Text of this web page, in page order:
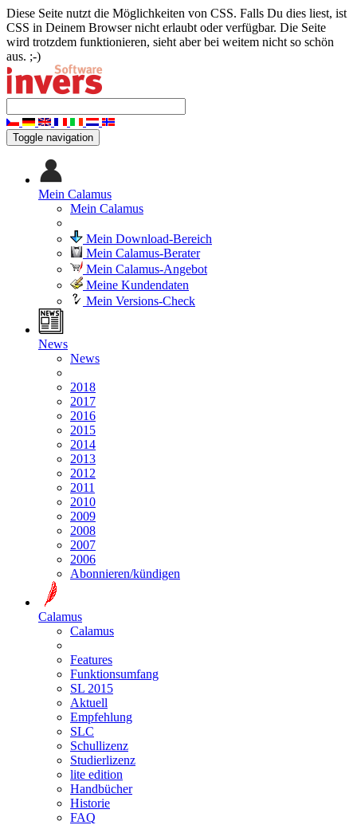
Diese Seite nutzt die Möglichkeiten von CSS. Falls Du dies liest, ist
CSS in Deinem Browser nicht erlaubt oder verfügbar. Die Seite
wird trotzdem funktionieren, sieht aber bei weitem nicht so schön
aus. ;-)
Toggle navigation
Mein Calamus
Mein Calamus
Mein Download-Bereich
Mein Calamus-Berater
Mein Calamus-Angebot
Meine Kundendaten
Mein Versions-Check
News
News
2018
2017
2016
2015
2014
2013
2012
2011
2010
2009
2008
2007
2006
Abonnieren/kündigen
Calamus
Calamus
Features
Funktionsumfang
SL 2015
Aktuell
Empfehlung
SLC
Schullizenz
Studierlizenz
lite edition
Handbücher
Historie
FAQ